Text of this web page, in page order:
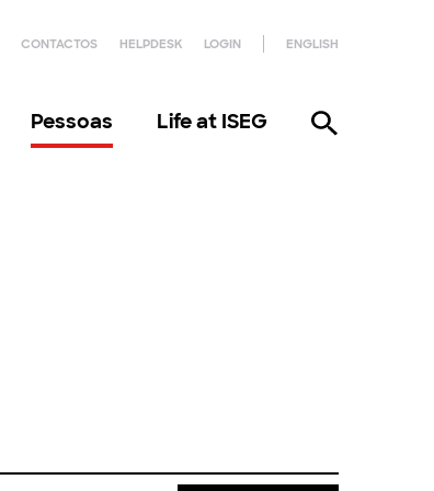
CONTACTOS HELPDESK LOGIN ENGLISH
Pessoas Life at ISEG